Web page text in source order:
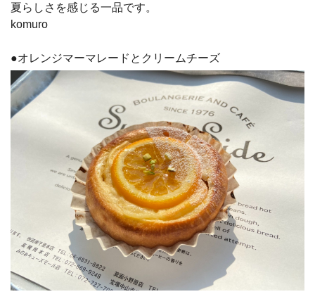
夏らしさを感じる一品です。
komuro
●オレンジマーマレードとクリームチーズ